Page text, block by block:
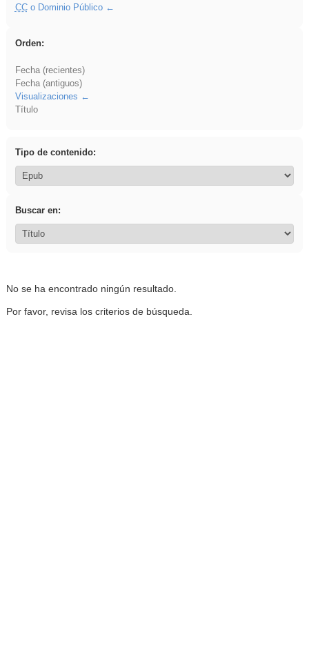
CCo Dominio Público
Orden:
Fecha (recientes)
Fecha (antiguos)
Visualizaciones
Título
Tipo de contenido:
Buscar en:
No se ha encontrado ningún resultado.
Por favor, revisa los criterios de búsqueda.